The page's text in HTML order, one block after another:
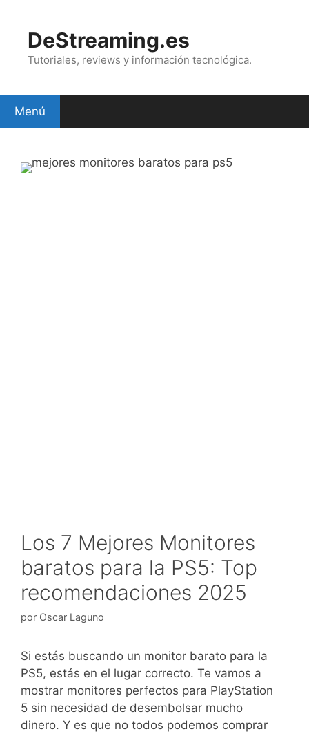
contenidoDeStreaming.es
Tutoriales, reviews y información tecnológica.
Menú
Los 7 Mejores Monitores
baratos para la PS5: Top
recomendaciones 2025
por Oscar Laguno
Si estás buscando un monitor barato para la
PS5, estás en el lugar correcto. Te vamos a
mostrar monitores perfectos para PlayStation
5 sin necesidad de desembolsar mucho
dinero. Y es que no todos podemos comprar